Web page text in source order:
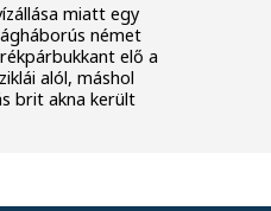
miatt egy
német
elő a
alól, máshol
brit akna került